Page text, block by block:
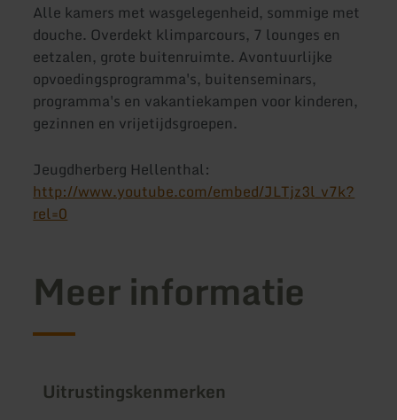
Alle kamers met wasgelegenheid, sommige met
douche. Overdekt klimparcours, 7 lounges en
eetzalen, grote buitenruimte. Avontuurlijke
opvoedingsprogramma's, buitenseminars,
programma's en vakantiekampen voor kinderen,
gezinnen en vrijetijdsgroepen.
Jeugdherberg Hellenthal:
http://www.youtube.com/embed/JLTjz3l_v7k?
rel=0
Meer informatie
Uitrustingskenmerken